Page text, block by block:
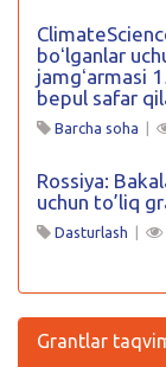
boʻlganlar
jamgʻarmasi
bepul safar
Barcha soha |
Rossiya:
uchun to’liq
Dasturlash |
Grantlar